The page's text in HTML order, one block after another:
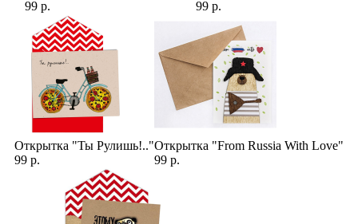
99 р. 99 р.
Открытка "Ты Рулишь!.."
99 р.
Открытка "From Russia With Love"
99 р.